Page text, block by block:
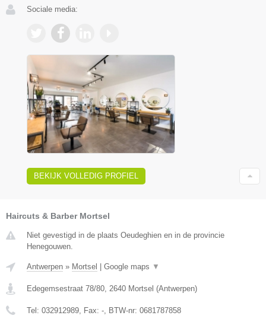
Sociale media:
BEKIJK VOLLEDIG PROFIEL
Haircuts & Barber Mortsel
Niet gevestigd in de plaats Oeudeghien en in de provincie
Henegouwen.
Antwerpen » Mortsel Google maps ▼
Edegemsestraat 78/80, 2640 Mortsel (Antwerpen)
Tel: 032912989, Fax: -, BTW-nr: 0681787858